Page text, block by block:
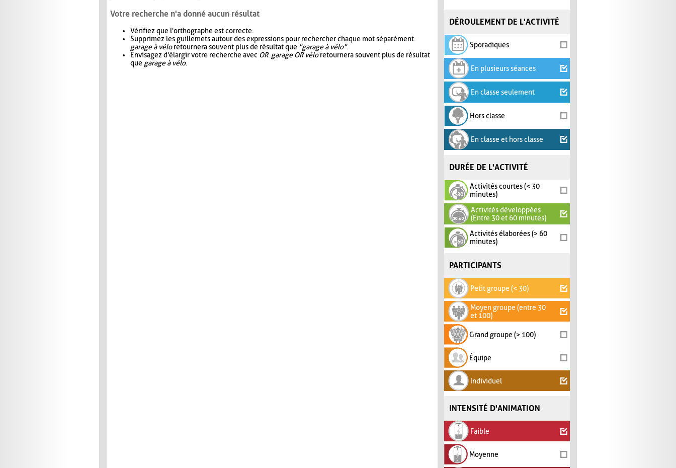
DÉROULEMENT DE L'ACTIVITÉ
Sporadiques
En plusieurs séances
En classe seulement
Hors classe
En classe et hors classe
DURÉE DE L'ACTIVITÉ
Activités courtes (< 30
minutes)
Activités développées
(Entre 30 et 60 minutes)
Activités élaborées (> 60
minutes)
PARTICIPANTS
Petit groupe (< 30)
Moyen groupe (entre 30
et 100)
Grand groupe (> 100)
Équipe
Individuel
INTENSITÉ D'ANIMATION
Faible
Moyenne
Votre recherche n'a donné aucun résultat
Vérifiez que l'orthographe est correcte.
Supprimez les guillemets autour des expressions pour rechercher chaque mot séparément.
garage à véloretournera souvent plus de résultat que "garage à vélo".
Envisagez d'élargir votre recherche avec OR. garage OR véloretournera souvent plus de résultat
que garage à vélo.